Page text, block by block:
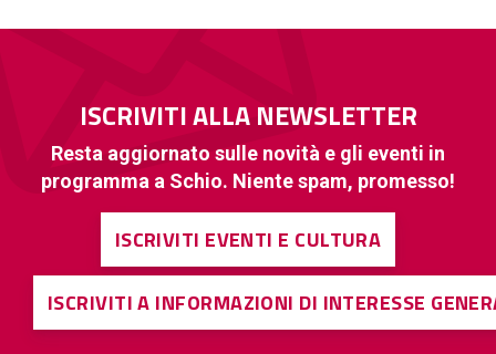
ISCRIVITI ALLA NEWSLETTER
Resta aggiornato sulle novità e gli eventi in
programma a Schio. Niente spam, promesso!
ISCRIVITI EVENTI E CULTURA
ISCRIVITI A INFORMAZIONI DI INTERESSE